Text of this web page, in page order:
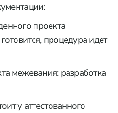
проекта
процедура идет
межевания: разработка
у аттестованного